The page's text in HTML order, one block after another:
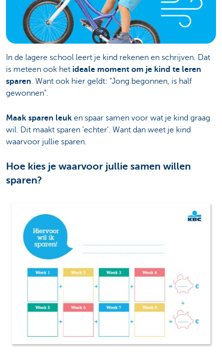
In de lagere school leert je kind rekenen en schrijven. Dat
is meteen ook het ideale moment om je kind te leren
sparen. Want ook hier geldt: "Jong begonnen, is half
gewonnen".
Maak sparen leuk en spaar samen voor wat je kind graag
wil. Dit maakt sparen 'echter'. Want dan weet je kind
waarvoor jullie sparen.
Hoe kies je waarvoor jullie samen willen
sparen?